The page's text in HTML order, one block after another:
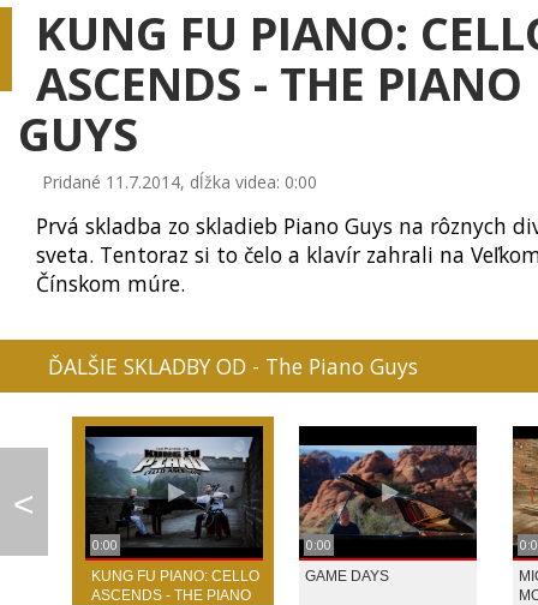
IMT SMILE - KÝM STÚ...
SHAKIRA - LA LA LA ... MAROON 5 - DAYLIGHT MAROON 5 -
KUNG FU PIANO:
ASCENDS - THE PIANO
GUYS
Pridané 11.7.2014, dĺžka videa: 0:00
Prvá skladba zo skladieb Piano Guys na rôznych
sveta. Tentoraz si to čelo a klavír zahrali na
Čínskom múre.
ĎALŠIE SKLADBY OD - The Piano Guys
<
0:00
KUNG FU PIANO: CELLO
ASCENDS - THE PIANO
0:00
GAME DAYS